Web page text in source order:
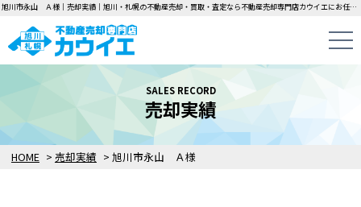
旭川市永山 Ａ様｜売却実績｜旭川・札幌の不動産売却・買取・査定なら不動産売却専門店カウイエにお任せください！中古一戸建て・マンション・土地の即日無料査定・即金買取を行っています！
HOME > 売却実績 > 旭川市永山 Ａ様
SALES RECORD
売却実績